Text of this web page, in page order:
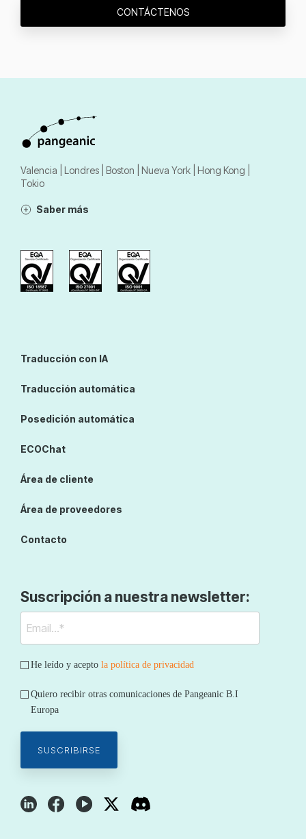
CONTÁCTENOS
Valencia | Londres | Boston | Nueva York | Hong Kong |
Tokio
Saber más
Traducción con IA
Traducción automática
Posedición automática
ECOChat
Área de cliente
Área de proveedores
Contacto
Suscripción a nuestra newsletter:
He leído y acepto la política de privacidad
Quiero recibir otras comunicaciones de Pangeanic B.I
Europa